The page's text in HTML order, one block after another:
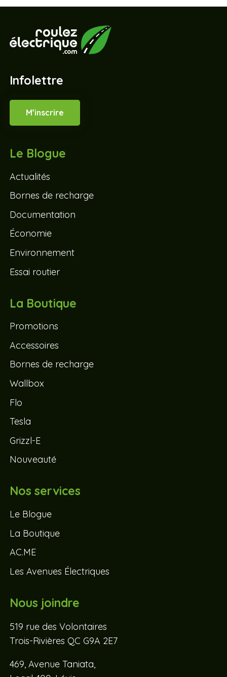
Infolettre
M’inscrire
Le Blogue
Actualités
Bornes de recharge
Documentation
Économie
Environnement
Essai routier
La Boutique
Promotions
Accessoires
Bornes de recharge
Wallbox
Flo
Tesla
Grizzl-E
Nouveauté
Nos services
Le Blogue
La Boutique
AC.ME
Les Avenues Électriques
Nous joindre
519 rue des Volontaires
Trois-Rivières QC G9A 2E7
469, Avenue Taniata,